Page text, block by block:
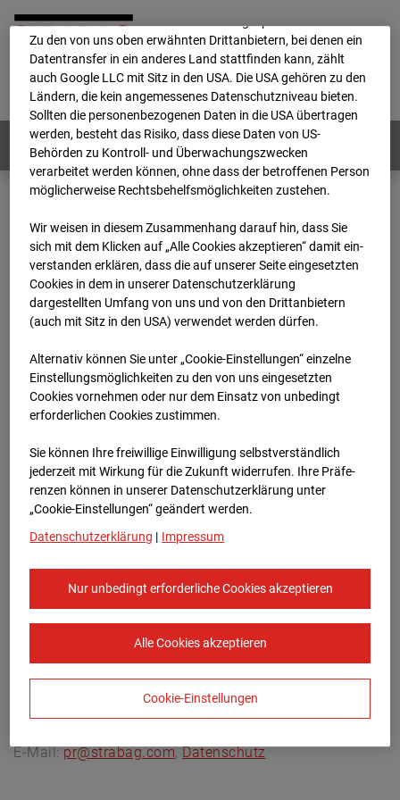
Home E-Mail Impressum
Login
Deutsch / English
Webcams: Alle Länder
Home Deutschland
GC-101 - BV-Seed-FFM
Archiv
2026 07 08 08:45
GC-101 - BV-Seed-FFM
Zur Übersicht
Archivdatum:08.07.2026 08:45,
Konzern-Kommunikation Internet/Neue
E-Mail:pr@strabag.com,Datenschutz
ein anderes Land transferiert und dort gespeichert werden.
Zu den von uns oben erwähnten Drittanbietern, bei denen ein
Datentransfer in ein anderes Land stattfinden kann, zählt
auch Google LLC mit Sitz in den USA. Die USA gehören zu den
Ländern, die kein angemessenes Datenschutzniveau bieten.
Sollten die personenbezogenen Daten in die USA übertragen
werden, besteht das Risiko, dass diese Daten von US-
Behörden zu Kontroll- und Überwachungszwecken
verarbeitet werden können, ohne dass der betroffenen Person
möglicherweise Rechtsbehelfsmöglichkeiten zustehen.
Wir weisen in diesem Zusammenhang darauf hin, dass Sie
sich mit dem Klicken auf „Alle Cookies akzeptieren“ damit ein­
ver­standen erklären, dass die auf unserer Seite eingesetzten
Cookies in dem in unserer Datenschutzerklärung
dargestellten Umfang von uns und von den Drittanbietern
(auch mit Sitz in den USA) verwendet werden dürfen.
Alternativ können Sie unter „Cookie-Einstellungen“ einzelne
Einstellungsmöglichkeiten zu den von uns eingesetzten
Cookies vornehmen oder nur dem Einsatz von unbedingt
erforderlichen Cookies zustimmen.
Sie können Ihre freiwillige Einwilligung selbstverständlich
jederzeit mit Wirkung für die Zukunft widerrufen. Ihre Prä­fe­
renzen können in unserer Datenschutzerklärung unter
„Cookie-Einstellungen“ geändert werden.
Datenschutzerklärung | Impressum
Nur unbedingt erforderliche Cookies akzeptieren
Alle Cookies akzeptieren
Cookie-Einstellungen